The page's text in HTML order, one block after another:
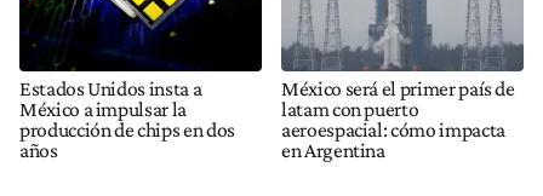
Estados Unidos insta a
México a impulsar la
producción de chips en dos
años
México será el primer país de
latam con puerto
aeroespacial: cómo impacta
en Argentina